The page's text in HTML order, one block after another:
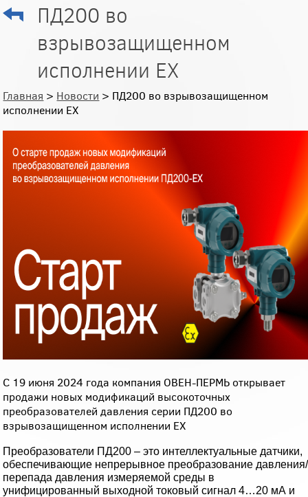
ПД200 во
взрывозащищенном
исполнении EХ
Главная > Новости > ПД200 во взрывозащищенном
исполнении EХ
С 19 июня 2024 года компания ОВЕН-ПЕРМЬ открывает
продажи новых модификаций высокоточных
преобразователей давления серии ПД200 во
взрывозащищенном исполнении EХ
Преобразователи ПД200 – это интеллектуальные датчики,
обеспечивающие непрерывное преобразование давления/
перепада давления измеряемой среды в
унифицированный выходной токовый сигнал 4…20 мА и